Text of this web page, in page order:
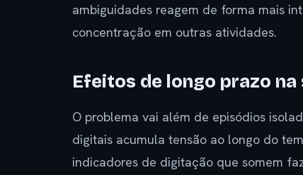
ambiguidades reagem de forma mais
concentração em outras atividades.
Efeitos de longo prazo na
O problema vai além de episódios
digitais acumula tensão ao longo do
indicadores de digitação que somem